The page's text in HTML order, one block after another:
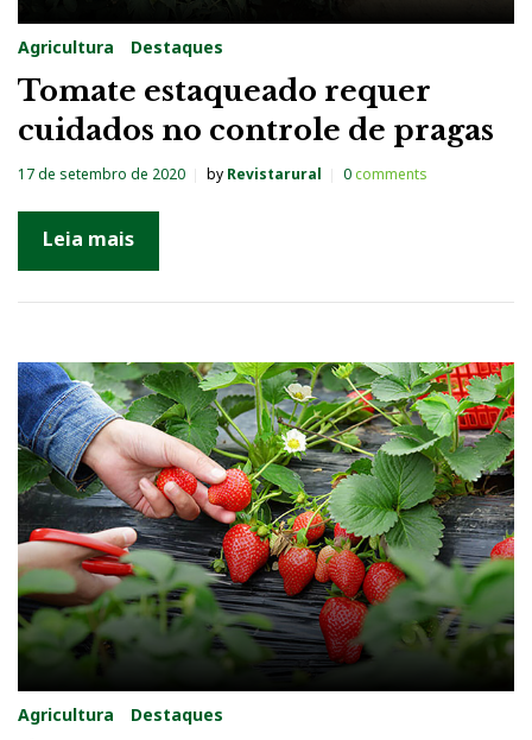
Agricultura Destaques
Tomate estaqueado requer
cuidados no controle de pragas
17 de setembro de 2020 by Revistarural 0comments
Leia mais
Agricultura Destaques